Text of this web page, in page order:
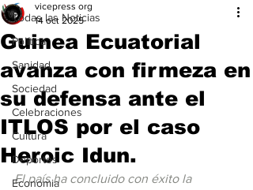
Todas las Noticias
Política
Sanidad
Sociedad
Celebraciones
Cultura
Deportes
Economia
Guinea Ecuatorial
avanza con firmeza en
su defensa ante el
ITLOS por el caso
Heroic Idun.
vicepress org
14 oct 2025
El país ha concluido con éxito la